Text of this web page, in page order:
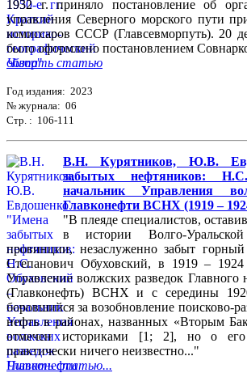
1932 г. приняло постановление об
управления Северного морского пути
комиссаров СССР (Главсевморпуть). 20
было оформлено постановлением
Читать статью
Год издания: 2023
№ журнала: 06
Стр. : 106-111
В.Н. Курятников, Ю.В.
забытых нефтяников:
начальник Управления
Главконефти ВСНХ (1919 –
"В плеяде специалистов,
в истории Волго-Уральской
провинции, незаслуженно забыт
Степанович Обуховский, в 1919 – 1924
Управление волжских разведок Главного
(Главконефть) ВСНХ и с середины
боровшийся за возобновление поисково-
нефть в районах, названных «Вторым
отмечен историками [1; 2], но о
практически ничего неизвестно..."
Читать статью...